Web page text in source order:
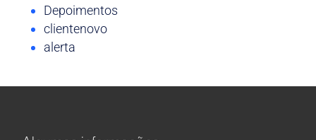
Depoimentos
clientenovo
alerta